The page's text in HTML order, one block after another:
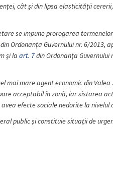
cât şi din lipsa elasticităţii
se impune prorogarea
din Ordonanţa Guvernului nr. 6/2013,
şi la art. 7din Ordonanţa Guvernului
mai mare agent economic din Valea
acceptabil în zonă, iar sistarea
efecte sociale nedorite la nivelul
public şi constituie situaţii de